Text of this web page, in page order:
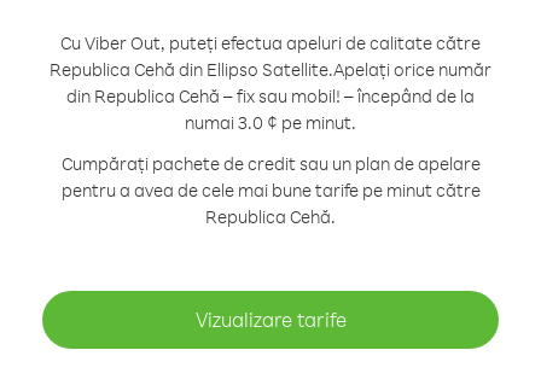
Cu Viber Out, puteți efectua apeluri de calitate către
Republica Cehă din Ellipso Satellite.Apelați orice număr
din Republica Cehă – fix sau mobil! – începând de la
numai 3.0 ¢ pe minut.
Cumpărați pachete de credit sau un plan de apelare
pentru a avea de cele mai bune tarife pe minut către
Republica Cehă.
Vizualizare tarife